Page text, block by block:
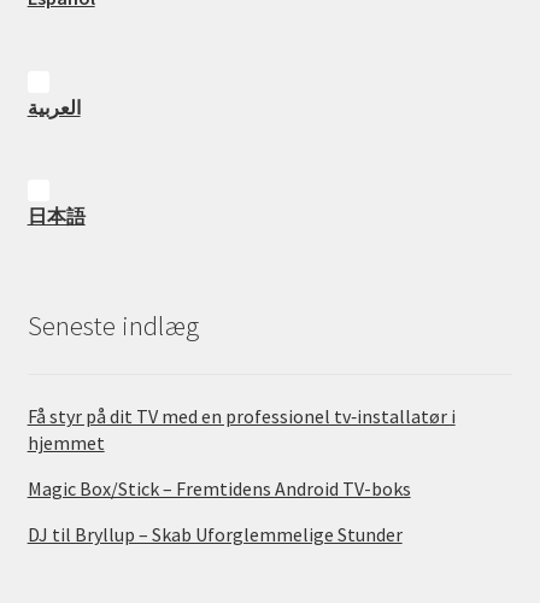
العربية
日本語
Seneste indlæg
Få styr på dit TV med en professionel tv‑installatør i
hjemmet
Magic Box/Stick – Fremtidens Android TV-boks
DJ til Bryllup – Skab Uforglemmelige Stunder